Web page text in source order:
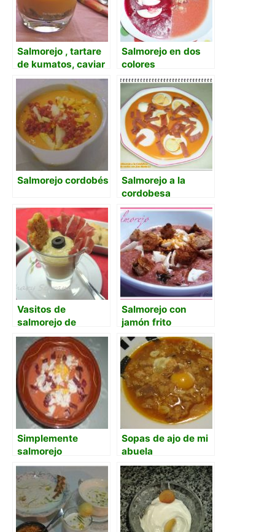
Salmorejo , tartare
de kumatos, caviar
de algas y aceite de
aguacate
Salmorejo en dos
colores
Salmorejo cordobés
Salmorejo a la
cordobesa
Vasitos de
salmorejo de
espárragos y
huevo, con jamon
Salmorejo con
jamón frito
Simplemente
salmorejo
Sopas de ajo de mi
abuela